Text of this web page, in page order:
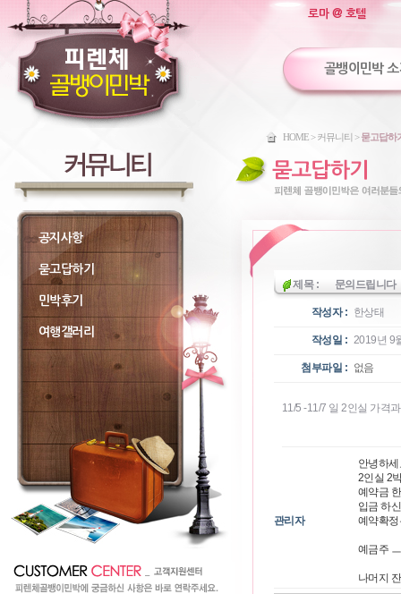
로마 @ 호텔
골뱅이민박
공지사항
묻고답하기
민박후기
여행갤러리
HOME > 커뮤니티 >묻고답하
제목 : 문의드립니다
작성자 : 한상태
작성일 : 2019년 9
첨부파일 : 없음
11/5 -11/7 일 2인실 가격
관리자
안녕하세
2인실 2
예약금
입금 하
예약확
예금주
나머지